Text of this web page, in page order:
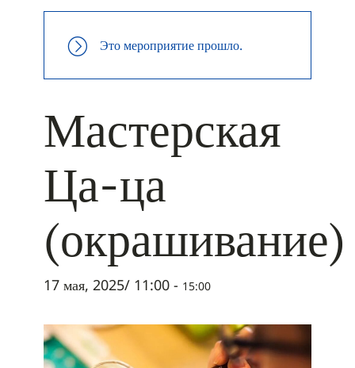
Это мероприятие прошло.
Мастерская
Ца-ца
(окрашивание)
17 мая, 2025/ 11:00 - 15:00